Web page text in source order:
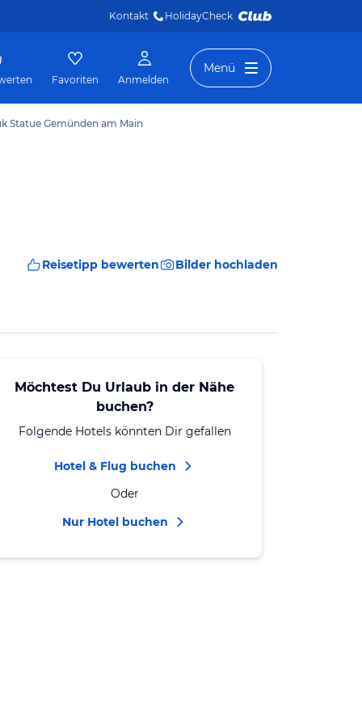
Kontakt HolidayCheck
Favoriten Anmelden
Menü
Statue Gemünden am Main
Reisetipp bewerten Bilder hochladen
Möchtest Du Urlaub in der Nähe
buchen?
Folgende Hotels könnten Dir gefallen
Hotel & Flug buchen
Oder
Nur Hotel buchen